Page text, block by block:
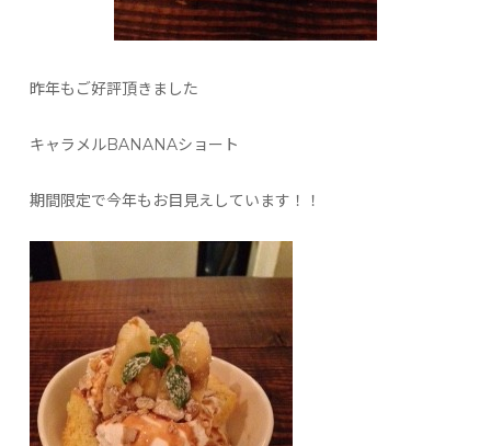
昨年もご好評頂きました
キャラメルBANANAショート
期間限定で今年もお目見えしています！！